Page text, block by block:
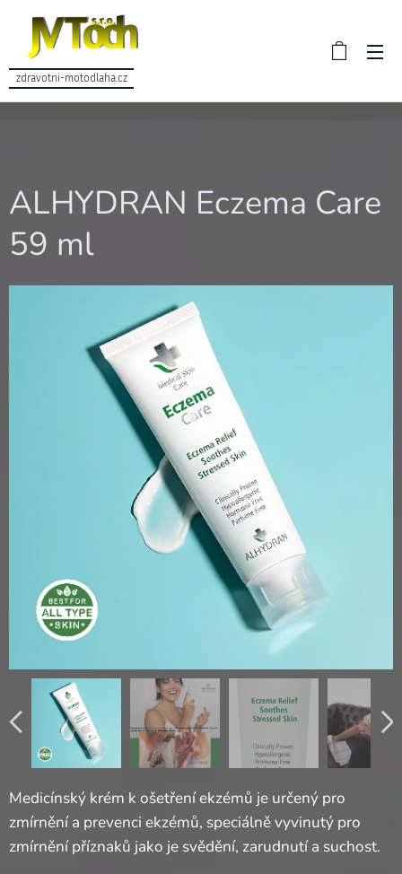
zdravotni-motodlaha.cz
ALHYDRAN Eczema Care
59 ml
Medicínský krém k ošetření ekzémů je určený pro
zmírnění a prevenci ekzémů, speciálně vyvinutý pro
zmírnění příznaků jako je svědění, zarudnutí a suchost.